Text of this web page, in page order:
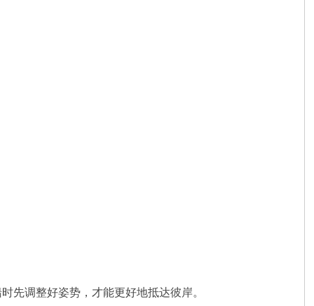
先调整好姿势，才能更好地抵达彼岸。